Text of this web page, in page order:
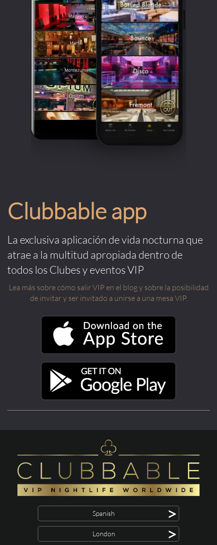
Clubbable app
La exclusiva aplicación de vida nocturna que
atrae a la multitud apropiada dentro de
todos los Clubes y eventos VIP
Lea más sobre cómo salir VIP en el blog y sobre la posibilidad
de invitar y ser invitado a unirse a una mesa VIP.
Spanish >
London >